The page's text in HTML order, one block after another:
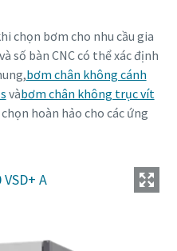
chọn bơm cho nhu cầu gia
số bàn CNC có thể xác định
bơm chân không cánh
vàbơm chân không trục vít
hoàn hảo cho các ứng